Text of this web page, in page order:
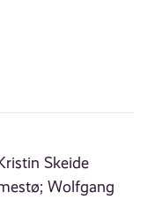
Skeide
Wolfgang